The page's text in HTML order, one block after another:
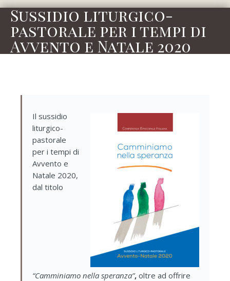
Sussidio liturgico-
pastorale per i tempi di
Avvento e Natale 2020
Il sussidio
liturgico-
pastorale
per i tempi di
Avvento e
Natale 2020,
dal titolo
“Camminiamo nella speranza”, oltre ad offrire